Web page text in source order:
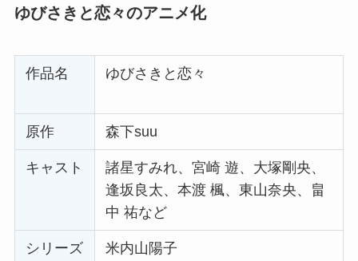
ゆびさきと恋々のアニメ化
作品名 ゆびさきと恋々
原作 森下suu
キャスト
諸星すみれ、宮崎 遊、大塚剛央、
逢坂良太、本渡 楓、東山奈央、畠
中 祐など
シリーズ
米内山陽子